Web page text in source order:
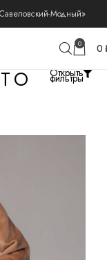
Модный»
0 0
Открыть
фильтры